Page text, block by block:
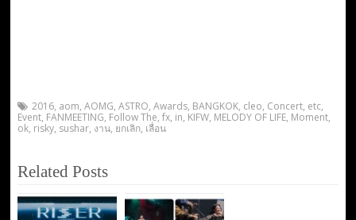
2016, aom, AOMG, ASTRO, Awards, BANGKOK, cleo, Concert, etc,
Event, FANMEETING, Follow The, fx, in, KIFW, MELODY OF LIFE, Moment,
ok, risky, sushar, งาน, ยกเลิก, เลื่อน
Related Posts